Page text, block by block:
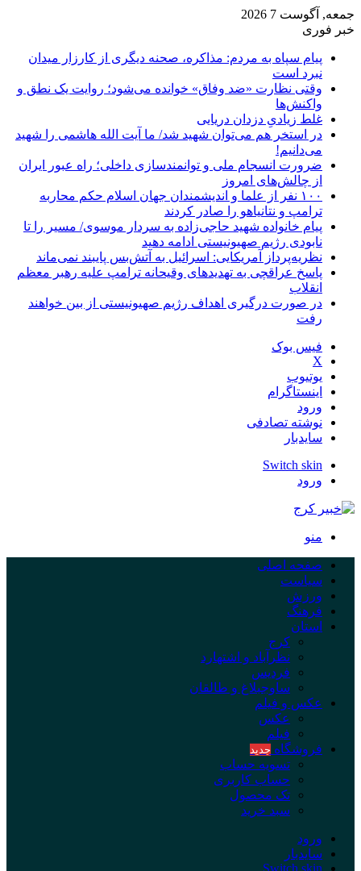
جمعه, آگوست 7 2026
خبر فوری
پیام سپاه به مردم: مذاکره، صحنه دیگری از کارزار میدان
نبرد است
وقتی نظارت «ضد وفاق» خوانده می‌شود؛ روایت یک نطق و
واکنش‌ها
غلط زیادیِ دزدان دریایی
در استخر هم می‌توان شهید شد/ ما آیت الله هاشمی را شهید
می‌دانیم!
ضرورت انسجام ملی و توانمندسازی داخلی؛ راه عبور ایران
از چالش‌های امروز
۱۰۰ نفر از علما و اندیشمندان جهان اسلام حکم محاربه
ترامپ و نتانیاهو را صادر کردند
پیام خانواده شهید حاجی‌زاده به سردار موسوی/ مسیر را تا
نابودی رژیم صهیونیستی ادامه دهید
نظریه‌پرداز آمریکایی: اسرائیل به آتش‌بس پایبند نمی‌ماند
پاسخ عراقچی به تهدیدهای وقیحانه ترامپ علیه رهبر معظم
انقلاب
در صورت درگیری اهداف رژیم صهیونیستی از بین خواهند
رفت
فیس بوک
X
یوتیوب
اینستاگرام
ورود
نوشته تصادفی
سایدبار
Switch skin
ورود
منو
صفحه اصلی
سیاست
ورزش
فرهنگ
استان
کرج
نظرآباد و اشتهارد
فردیس
ساوجبلاغ و طالقان
عکس و فیلم
عکس
فیلم
فروشگاه جدید
تسویه حساب
حساب کاربری
تک محصول
سبد خرید
ورود
سایدبار
Switch skin